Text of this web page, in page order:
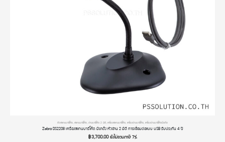
ตัวสแกนบาร์โค้ด สแกนบาร์โค้ด อ่านบาร์โค้ด 2 มิติ เครื่องสแกนบาร์โค้ด เครื่องอ่านบาร์โค้ด เครื่องอ่านบาร์โค้ดมือถือ
Zebra DS2208 เครื่องสแกนบาร์โค้ด มีขาต้ัง หัวอ่าน 2 มิติ การเชื่อมต่อแบบ USB รับประกัน 4 ปี
฿3,700.00ยังไม่รวมภาษี 7%